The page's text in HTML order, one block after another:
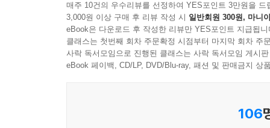
--- p.200~201
말은 우리의 감정을 담아내는 그릇 같지만, 그
다시 돌아와 우리의 마음을 흔들어놓고 만다. 이
자신의 마음을 단단하게 지켜내는 방법을 보여준다.
김이나 작가는 세 가지 방향으로 단어들을 수집
첫 번째 ‘관계의 언어’는 이 책에서 가장 많은 단
매주 10건의 우수리뷰를 선정하여 YES포인트 3만원을 드
3,000원 이상 구매 후 리뷰 작성 시 일반회원 300원, 마니
eBook은 다운로드 후 작성한 리뷰만 YES포인트 지급됩니
클래스는 첫번째 회차 주문확정 시점부터 마지막 회차 주
사락 독서모임으로 진행된 클래스는 사락 독서모임 게시
eBook 페이백, CD/LP, DVD/Blu-ray, 패션 및 판매금지 상
106